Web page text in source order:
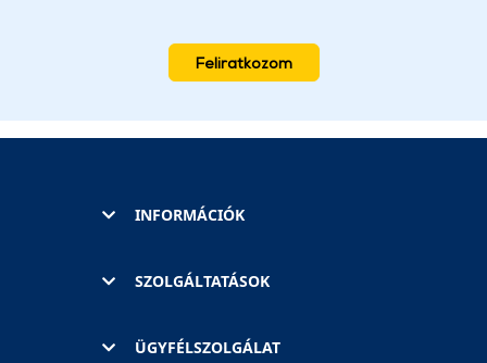
Feliratkozom
INFORMÁCIÓK
SZOLGÁLTATÁSOK
ÜGYFÉLSZOLGÁLAT